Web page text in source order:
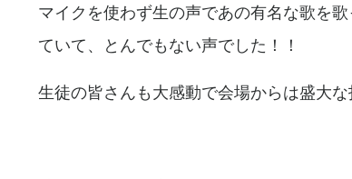
マイクを使わず生の声であの有名な歌を
ていて、とんでもない声でした！！
生徒の皆さんも大感動で会場からは盛大な